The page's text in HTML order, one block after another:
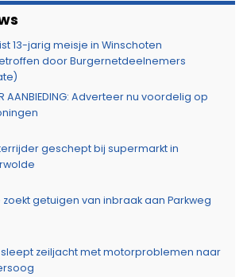
13-jarig meisje in Winschoten
door Burgernetdeelnemers
AANBIEDING: Adverteer nu voordelig op
geschept bij supermarkt in
zoekt getuigen van inbraak aan Parkweg
sleept zeiljacht met motorproblemen naar